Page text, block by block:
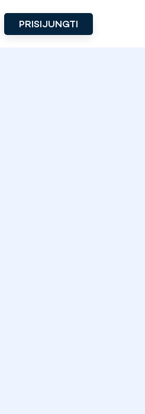
PRISIJUNGTI